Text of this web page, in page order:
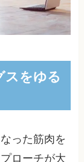
スをゆる
った筋肉を
ローチが大